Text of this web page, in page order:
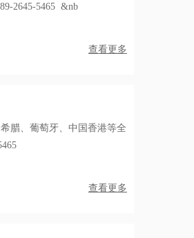
2645-5465 &nb
查看更多
腊、葡萄牙、中国香港等全
查看更多